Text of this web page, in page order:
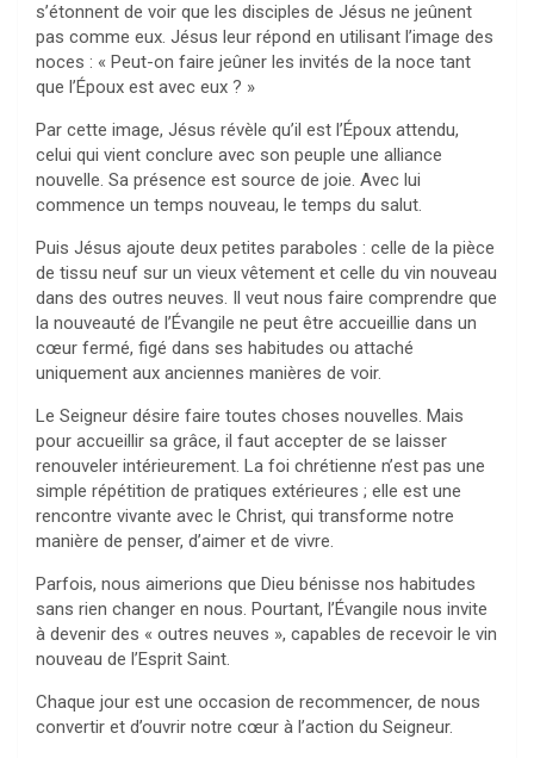
s’étonnent de voir que les disciples de Jésus ne jeûnent
pas comme eux. Jésus leur répond en utilisant l’image des
noces : « Peut-on faire jeûner les invités de la noce tant
que l’Époux est avec eux ? »
Par cette image, Jésus révèle qu’il est l’Époux attendu,
celui qui vient conclure avec son peuple une alliance
nouvelle. Sa présence est source de joie. Avec lui
commence un temps nouveau, le temps du salut.
Puis Jésus ajoute deux petites paraboles : celle de la pièce
de tissu neuf sur un vieux vêtement et celle du vin nouveau
dans des outres neuves. Il veut nous faire comprendre que
la nouveauté de l’Évangile ne peut être accueillie dans un
cœur fermé, figé dans ses habitudes ou attaché
uniquement aux anciennes manières de voir.
Le Seigneur désire faire toutes choses nouvelles. Mais
pour accueillir sa grâce, il faut accepter de se laisser
renouveler intérieurement. La foi chrétienne n’est pas une
simple répétition de pratiques extérieures ; elle est une
rencontre vivante avec le Christ, qui transforme notre
manière de penser, d’aimer et de vivre.
Parfois, nous aimerions que Dieu bénisse nos habitudes
sans rien changer en nous. Pourtant, l’Évangile nous invite
à devenir des « outres neuves », capables de recevoir le vin
nouveau de l’Esprit Saint.
Chaque jour est une occasion de recommencer, de nous
convertir et d’ouvrir notre cœur à l’action du Seigneur.